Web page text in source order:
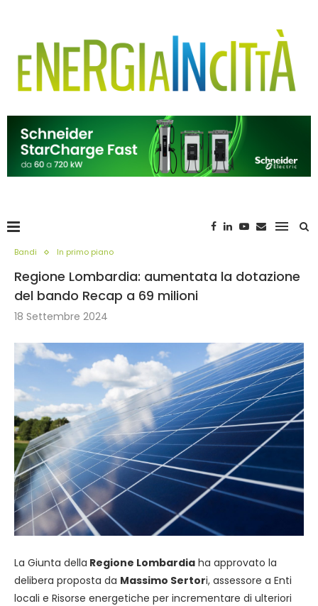
Bandi In primo piano
Regione Lombardia: aumentata la dotazione
del bando Recap a 69 milioni
18 Settembre 2024
La Giunta della Regione Lombardia ha approvato la
delibera proposta da Massimo Sertori, assessore a Enti
locali e Risorse energetiche per incrementare di ulteriori